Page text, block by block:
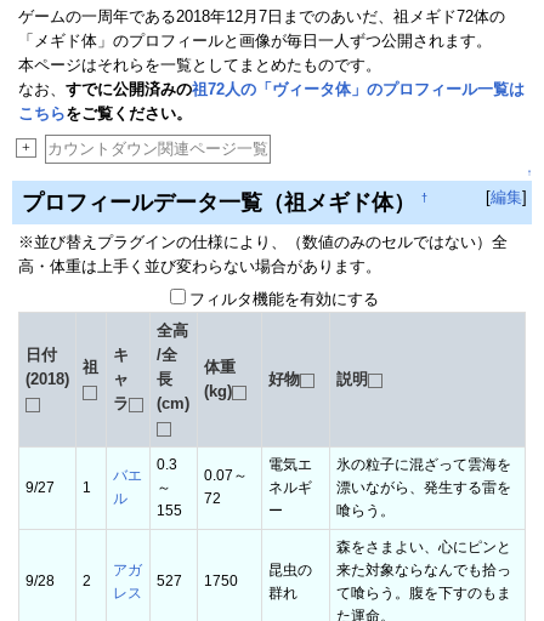
ゲームの一周年である2018年12月7日までのあいだ、祖メギド72体の
「メギド体」のプロフィールと画像が毎日一人ずつ公開されます。
本ページはそれらを一覧としてまとめたものです。
なお、 すでに公開済みの祖72人の「ヴィータ体」のプロフィール一覧は
こちらをご覧ください。
+ カウントダウン関連ページ一覧
↑
プロフィールデータ一覧（祖メギド体） † [編集]
※並び替えプラグインの仕様により、（数値のみのセルではない）全
高・体重は上手く並び変わらない場合があります。
フィルタ機能を有効にする
日付
(2018)
祖
キ
ャ
ラ
全高
/全
長
(cm)
体重
(kg)
好物 説明
9/27 1
バエ
ル
0.3
～
155
0.07～
72
電気エ
ネルギ
ー
氷の粒子に混ざって雲海を
漂いながら、発生する雷を
喰らう。
9/28 2
アガ
レス
527 1750
昆虫の
群れ
森をさまよい、心にピンと
来た対象ならなんでも拾っ
て喰らう。腹を下すのもま
た運命。